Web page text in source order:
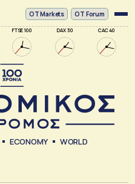
FTSE 100 DAX 30 CAC 40
ΟΤ Markets OT Forum
ECONOMY WORLD